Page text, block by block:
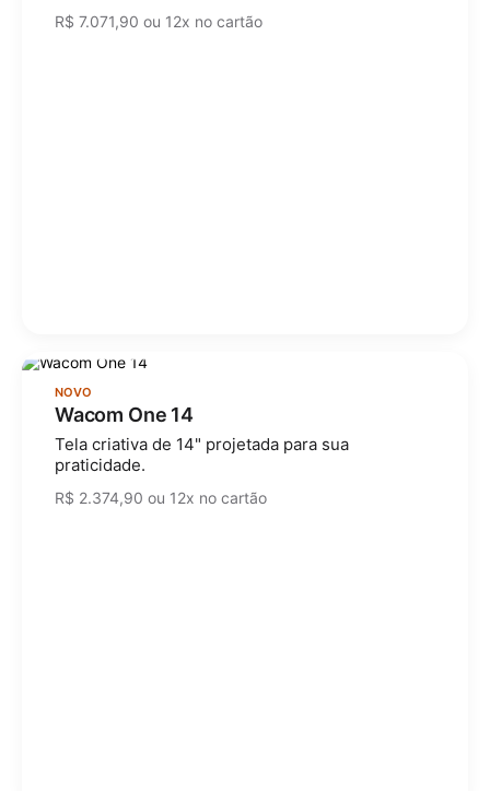
R$ 7.071,90 ou 12x no cartão
NOVO
Wacom One 14
Tela criativa de 14" projetada para sua
praticidade.
R$ 2.374,90 ou 12x no cartão